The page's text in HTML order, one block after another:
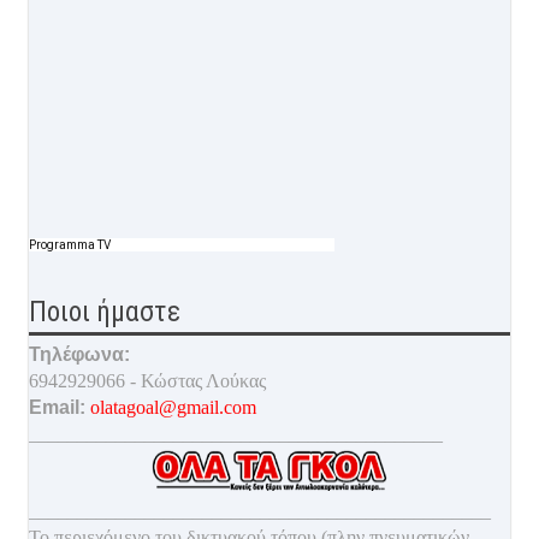
Programma TV
Ποιοι ήμαστε
Τηλέφωνα:
6942929066 - Κώστας Λούκας
Email: olatagoal@gmail.com